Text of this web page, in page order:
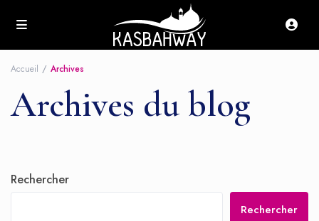
Accueil Archives
Archives du blog
Rechercher
Rechercher